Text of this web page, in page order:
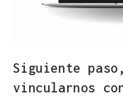
Siguiente
vincularnos